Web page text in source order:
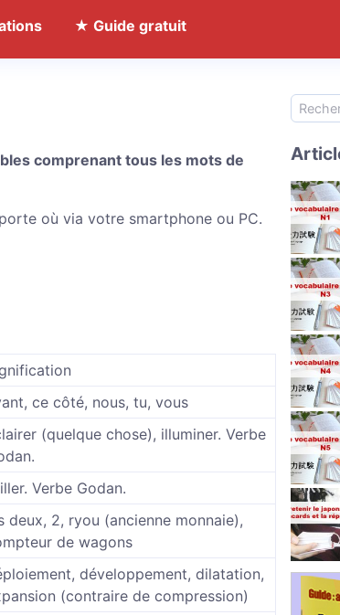
comprenant tous les mots de
où via votre smartphone ou PC.
ce côté, nous, tu, vous
(quelque chose), illuminer. Verbe
Verbe Godan.
deux, 2, ryou (ancienne monnaie),
de wagons
développement, dilatation,
(contraire de compression)
★ Guide gratuit